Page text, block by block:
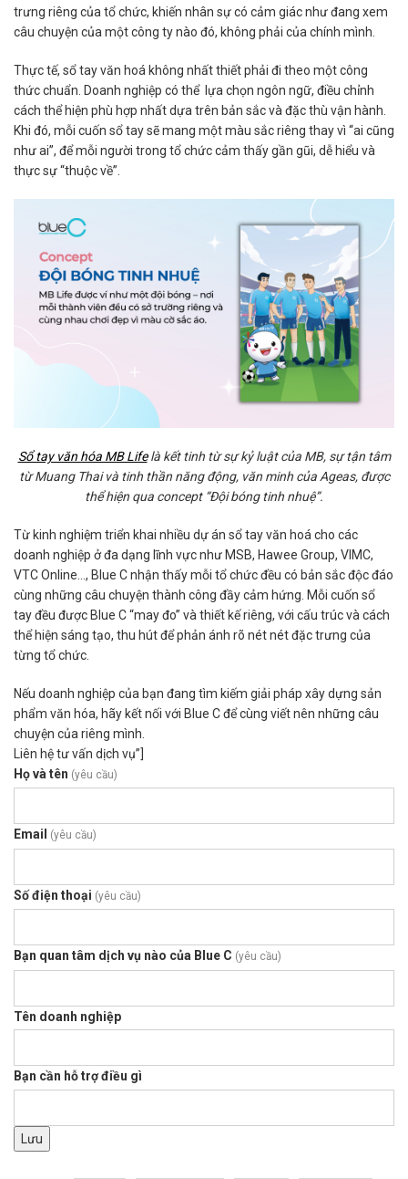
trưng riêng của tổ chức, khiến nhân sự có cảm giác như đang xem
câu chuyện của một công ty nào đó, không phải của chính mình.
Thực tế, sổ tay văn hoá không nhất thiết phải đi theo một công
thức chuẩn. Doanh nghiệp có thể lựa chọn ngôn ngữ, điều chỉnh
cách thể hiện phù hợp nhất dựa trên bản sắc và đặc thù vận hành.
Khi đó, mỗi cuốn sổ tay sẽ mang một màu sắc riêng thay vì “ai cũng
như ai”, để mỗi người trong tổ chức cảm thấy gần gũi, dễ hiểu và
thực sự “thuộc về”.
Sổ tay văn hóa MB Lifelà kết tinh từ sự kỷ luật của MB, sự tận tâm
từ Muang Thai và tinh thần năng động, văn minh của Ageas, được
thể hiện qua concept “Đội bóng tinh nhuệ”.
Từ kinh nghiệm triển khai nhiều dự án sổ tay văn hoá cho các
doanh nghiệp ở đa dạng lĩnh vực như MSB, Hawee Group, VIMC,
VTC Online…, Blue C nhận thấy mỗi tổ chức đều có bản sắc độc đáo
cùng những câu chuyện thành công đầy cảm hứng. Mỗi cuốn sổ
tay đều được Blue C “may đo” và thiết kế riêng, với cấu trúc và cách
thể hiện sáng tạo, thu hút để phản ánh rõ nét nét đặc trưng của
từng tổ chức.
Nếu doanh nghiệp của bạn đang tìm kiếm giải pháp xây dựng sản
phẩm văn hóa, hãy kết nối với Blue C để cùng viết nên những câu
chuyện của riêng mình.
Liên hệ tư vấn dịch vụ”]
Họ và tên (yêu cầu)
Email (yêu cầu)
Số điện thoại (yêu cầu)
Bạn quan tâm dịch vụ nào của Blue C (yêu cầu)
Tên doanh nghiệp
Bạn cần hỗ trợ điều gì
Lưu